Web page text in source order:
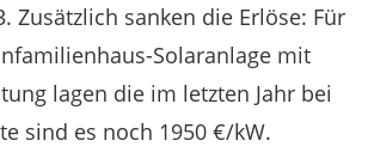
Zusätzlich sanken die Erlöse: Für
Solaranlage mit
lagen die im letzten Jahr bei
sind es noch 1950 €/kW.